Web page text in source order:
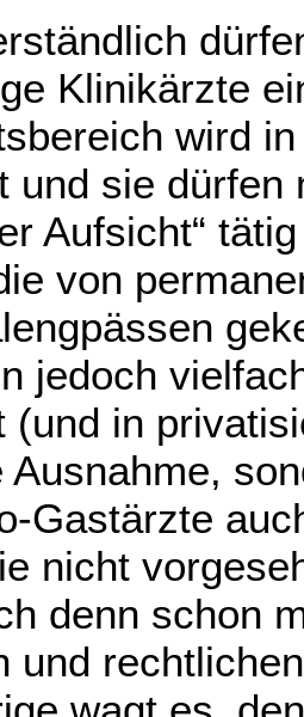
Klinikärzte
wird
und sie dürfen
Aufsicht“
von
jedoch
(und in
Ausnahme,
Gastärzte
nicht
denn schon
und